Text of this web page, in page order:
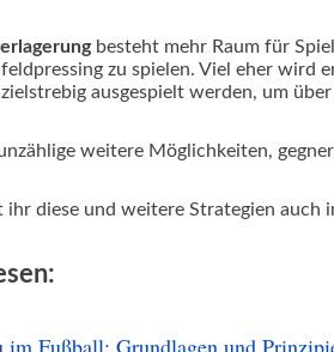
besteht mehr Raum für
zu spielen. Viel eher wird
ausgespielt werden, um
weitere Möglichkeiten,
ihr diese und weitere Strategien auch
im Fußball: Grundlagen und